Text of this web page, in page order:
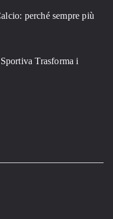
perché sempre più
Trasforma i